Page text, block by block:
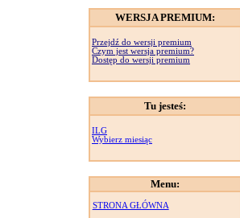
WERSJA PREMIUM:
Przejdź do wersji premium
Czym jest wersja premium?
Dostęp do wersji premium
Tu jesteś:
ILG
Wybierz miesiąc
Menu:
STRONA GŁÓWNA